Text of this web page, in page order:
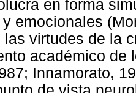
en forma
emocionales
las virtudes de la
académico de
Innamorato,